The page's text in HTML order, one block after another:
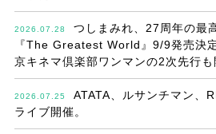
2026.07.28
つしまみれ、27周年の最
『The Greatest World』9/9発売決
京キネマ倶楽部ワンマンの2次先行も
2026.07.25
ATATA、ルサンチマン、
ライブ開催。